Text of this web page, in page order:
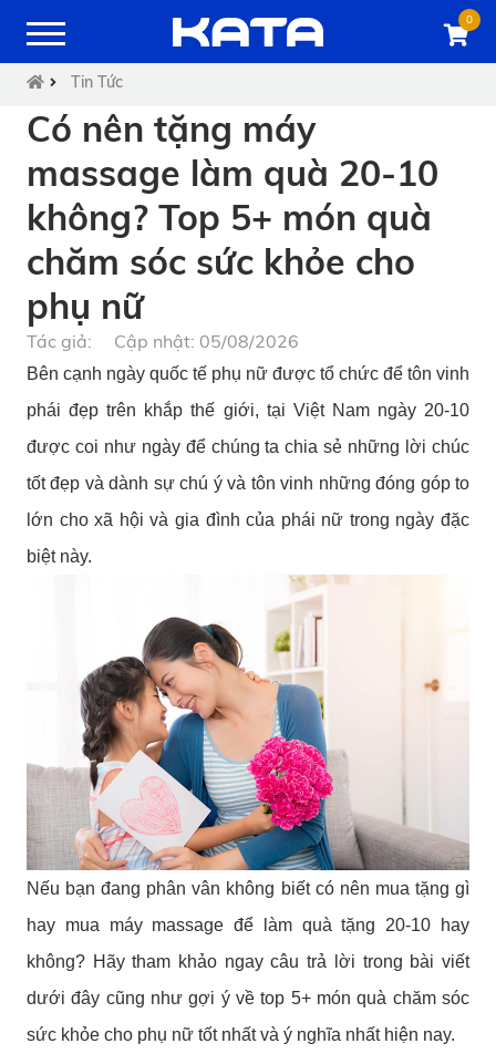
0
Tin Tức
Có nên tặng máy
massage làm quà 20-10
không? Top 5+ món quà
chăm sóc sức khỏe cho
phụ nữ
Tác giả: Cập nhật: 05/08/2026
Bên cạnh ngày quốc tế phụ nữ được tổ chức để tôn vinh
phái đẹp trên khắp thế giới, tại Việt Nam ngày 20-10
được coi như ngày để chúng ta chia sẻ những lời chúc
tốt đẹp và dành sự chú ý và tôn vinh những đóng góp to
lớn cho xã hội và gia đình của phái nữ trong ngày đặc
biệt này.
Nếu bạn đang phân vân không biết có nên mua tặng gì
hay mua máy massage để làm quà tặng 20-10 hay
không? Hãy tham khảo ngay câu trả lời trong bài viết
dưới đây cũng như gợi ý về top 5+ món quà chăm sóc
sức khỏe cho phụ nữ tốt nhất và ý nghĩa nhất hiện nay.